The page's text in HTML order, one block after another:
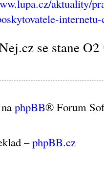
se stane
naphpBB® Forum
–phpBB.cz